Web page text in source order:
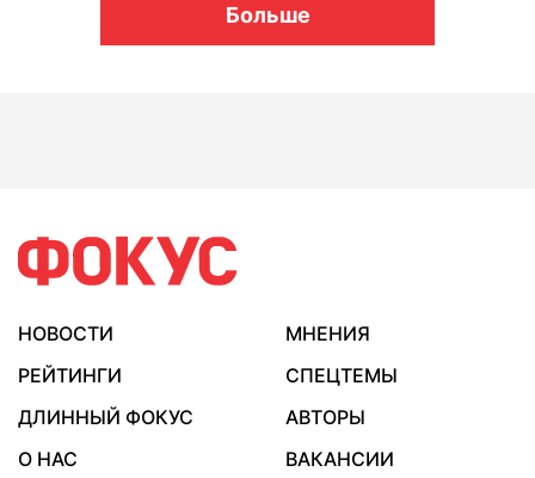
Больше
НОВОСТИ
МНЕНИЯ
РЕЙТИНГИ
СПЕЦТЕМЫ
ДЛИННЫЙ ФОКУС
АВТОРЫ
О НАС
ВАКАНСИИ